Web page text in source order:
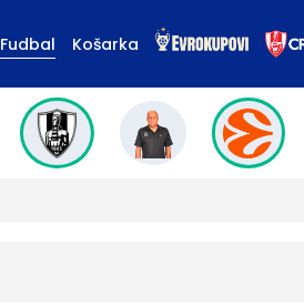
Fudbal Košarka